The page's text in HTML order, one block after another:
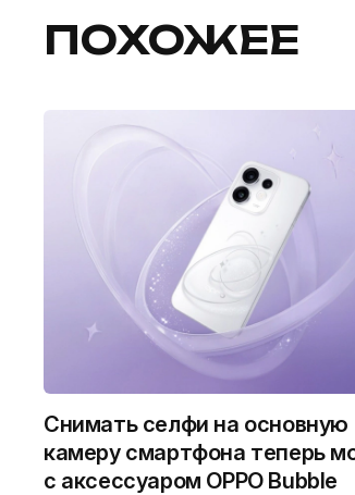
ПОХОЖЕЕ
Снимать селфи на основную
камеру смартфона теперь
с аксессуаром OPPO Bubble